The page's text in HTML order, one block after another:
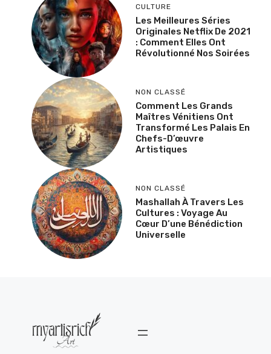
CULTURE
Les Meilleures Séries
Originales Netflix De 2021
: Comment Elles Ont
Révolutionné Nos Soirées
NON CLASSÉ
Comment Les Grands
Maîtres Vénitiens Ont
Transformé Les Palais En
Chefs-D’œuvre
Artistiques
NON CLASSÉ
Mashallah À Travers Les
Cultures : Voyage Au
Cœur D’une Bénédiction
Universelle